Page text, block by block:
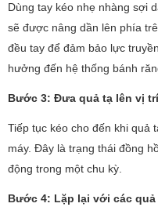
Dùng tay kéo nhẹ nhàng sợi
sẽ được nâng dần lên phía
đều tay để đảm bảo lực
hưởng đến hệ thống bánh
Bước 3: Đưa quả tạ lên vị
Tiếp tục kéo cho đến khi quả
máy. Đây là trạng thái đồng
động trong một chu kỳ.
Bước 4: Lặp lại với các quả